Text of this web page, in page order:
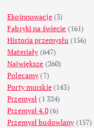
Ekoinnowacje(3)
Fabryki na świecie (161)
Historia przemysłu (156)
Materiały (647)
Największe (260)
Polecamy (7)
Porty morskie(143)
Przemysł (1 324)
Przemysł 4.0(6)
Przemysł budowlany (157)